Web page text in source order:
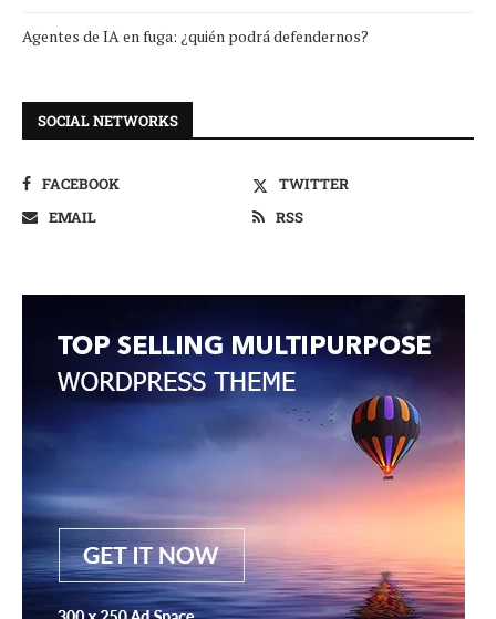
Agentes de IA en fuga: ¿quién podrá defendernos?
SOCIAL NETWORKS
FACEBOOK
TWITTER
EMAIL
RSS